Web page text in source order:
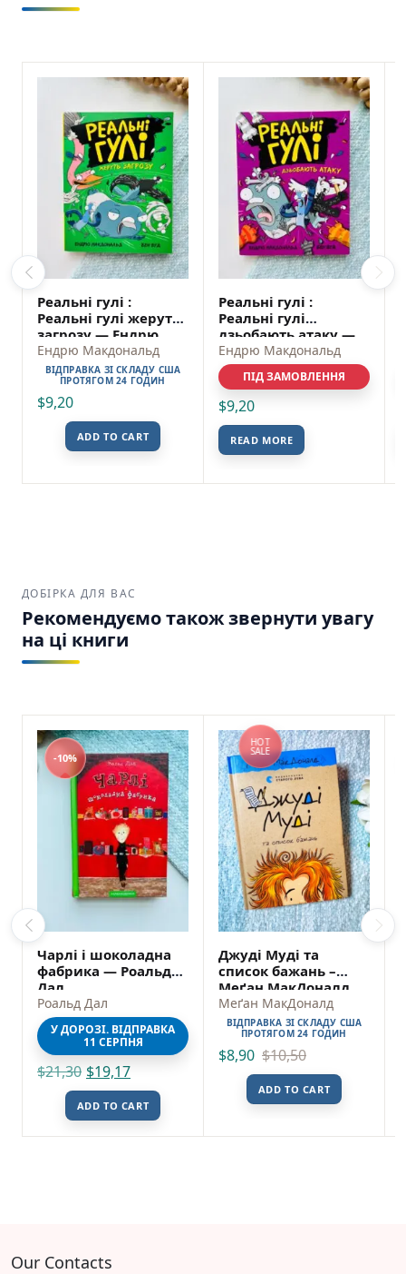
Реальні гулі :
Реальні гулі жеруть
загрозу — Ендрю
Макдональд
Ендрю Макдональд
ВІДПРАВКА ЗІ СКЛАДУ США
ПРОТЯГОМ 24 ГОДИН
$9,20
ADD TO CART
Реальні гулі :
Реальні гулі
дзьобають атаку —
Ендрю Макдональд
Ендрю Макдональд
ПІД ЗАМОВЛЕННЯ
$9,20
READ MORE
ДОБІРКА ДЛЯ ВАС
Рекомендуємо також звернути увагу
на ці книги
-10%
Чарлі і шоколадна
фабрика — Роальд
Дал
Роальд Дал
У ДОРОЗІ. ВІДПРАВКА
11 СЕРПНЯ
$21,30 $19,17
ADD TO CART
HOT
SALE
Джуді Муді та
список бажань –
Меґан МакДоналд
Меґан МакДоналд
ВІДПРАВКА ЗІ СКЛАДУ США
ПРОТЯГОМ 24 ГОДИН
$8,90 $10,50
ADD TO CART
Our Contacts